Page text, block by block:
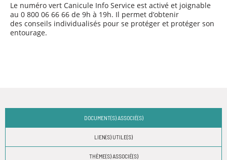
Le numéro vert Canicule Info Service est activé et joignable
au 0 800 06 66 66 de 9h à 19h. Il permet d’obtenir
des conseils individualisés pour se protéger et protéger son
entourage.
DOCUMENT(S) ASSOCIÉ(S)
LIEN(S) UTILE(S)
THÈME(S) ASSOCIÉ(S)